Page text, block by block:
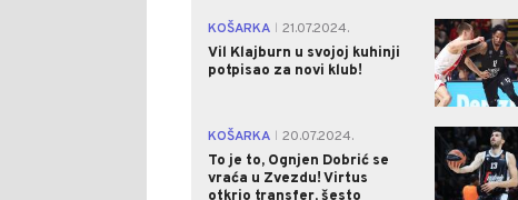
KOŠARKA
21.07.2024.
Vil Klajburn u svojoj kuhinji
potpisao za novi klub!
KOŠARKA
20.07.2024.
To je to, Ognjen Dobrić se
vraća u Zvezdu! Virtus